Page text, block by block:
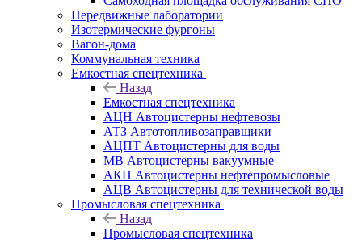
Передвижные лаборатории
Изотермические фургоны
Вагон-дома
Коммунальная техника
Емкостная спецтехника
Назад
Емкостная спецтехника
АЦН Автоцистерны нефтевозы
АТЗ Автотопливозаправщики
АЦПТ Автоцистерны для воды
МВ Автоцистерны вакуумные
АКН Автоцистерны нефтепромысловые
АЦВ Автоцистерны для технической воды
Промысловая спецтехника
Назад
Промысловая спецтехника